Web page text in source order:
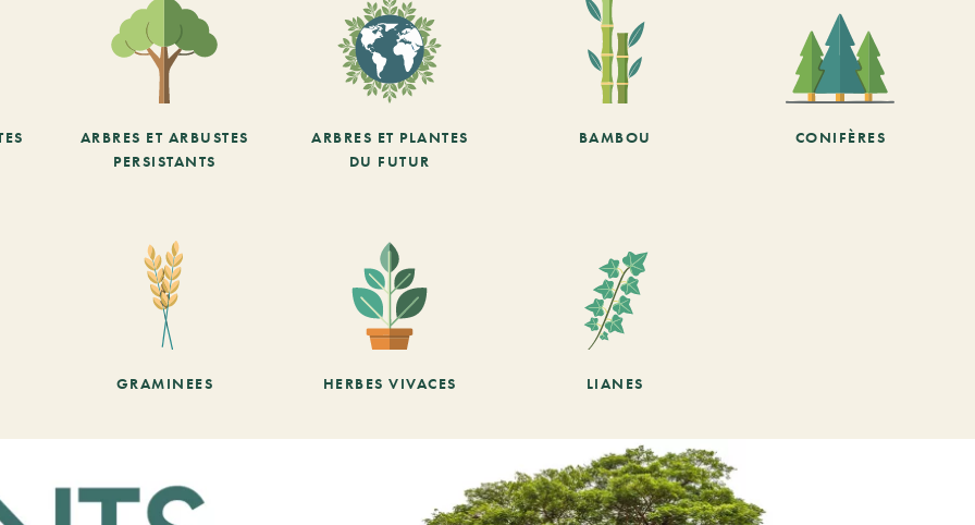
ARBRES ET ARBUSTES
PERSISTANTS
ARBRES ET PLANTES
DU FUTUR
BAMBOU CONIFÈRES
GRAMINEES HERBES VIVACES LIANES